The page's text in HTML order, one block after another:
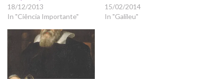
18/12/2013
In "Ciência Importante"
15/02/2014
In "Galileu"